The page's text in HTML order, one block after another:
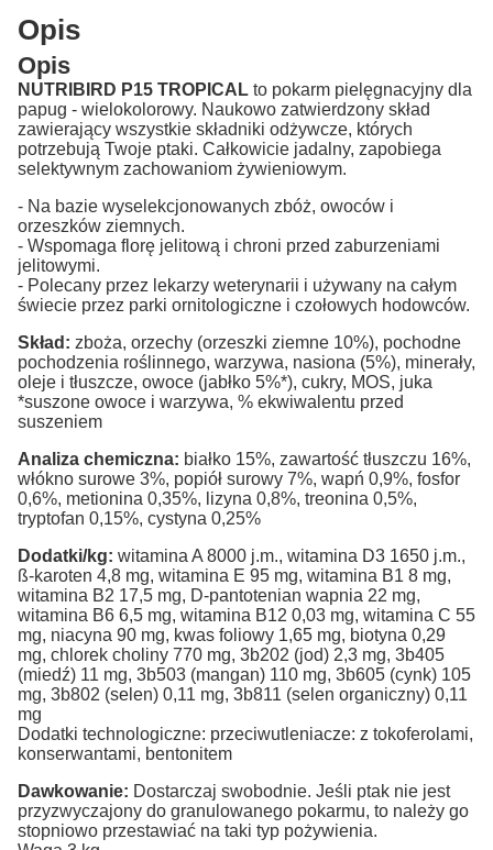
Opis
Opis
NUTRIBIRD P15 TROPICAL to pokarm pielęgnacyjny dla
papug - wielokolorowy. Naukowo zatwierdzony skład
zawierający wszystkie składniki odżywcze, których
potrzebują Twoje ptaki. Całkowicie jadalny, zapobiega
selektywnym zachowaniom żywieniowym.
- Na bazie wyselekcjonowanych zbóż, owoców i
orzeszków ziemnych.
- Wspomaga florę jelitową i chroni przed zaburzeniami
jelitowymi.
- Polecany przez lekarzy weterynarii i używany na całym
świecie przez parki ornitologiczne i czołowych hodowców.
Skład: zboża, orzechy (orzeszki ziemne 10%), pochodne
pochodzenia roślinnego, warzywa, nasiona (5%), minerały,
oleje i tłuszcze, owoce (jabłko 5%*), cukry, MOS, juka
*suszone owoce i warzywa, % ekwiwalentu przed
suszeniem
Analiza chemiczna: białko 15%, zawartość tłuszczu 16%,
włókno surowe 3%, popiół surowy 7%, wapń 0,9%, fosfor
0,6%, metionina 0,35%, lizyna 0,8%, treonina 0,5%,
tryptofan 0,15%, cystyna 0,25%
Dodatki/kg: witamina A 8000 j.m., witamina D3 1650 j.m.,
ß-karoten 4,8 mg, witamina E 95 mg, witamina B1 8 mg,
witamina B2 17,5 mg, D-pantotenian wapnia 22 mg,
witamina B6 6,5 mg, witamina B12 0,03 mg, witamina C 55
mg, niacyna 90 mg, kwas foliowy 1,65 mg, biotyna 0,29
mg, chlorek choliny 770 mg, 3b202 (jod) 2,3 mg, 3b405
(miedź) 11 mg, 3b503 (mangan) 110 mg, 3b605 (cynk) 105
mg, 3b802 (selen) 0,11 mg, 3b811 (selen organiczny) 0,11
mg
Dodatki technologiczne: przeciwutleniacze: z tokoferolami,
konserwantami, bentonitem
Dawkowanie: Dostarczaj swobodnie. Jeśli ptak nie jest
przyzwyczajony do granulowanego pokarmu, to należy go
stopniowo przestawiać na taki typ pożywienia.